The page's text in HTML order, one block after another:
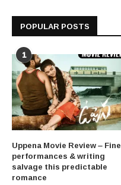
POPULAR POSTS
1
Uppena Movie Review – Fine
performances & writing
salvage this predictable
romance